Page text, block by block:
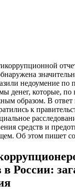
недоумение по
денег, которые, по
образом. В ответ
к
средств и
Об этом пишет
России: